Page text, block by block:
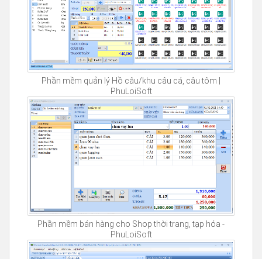
Phần mềm quản lý Hồ câu/khu câu cá, câu tôm |
PhuLoiSoft
Phần mềm bán hàng cho Shop thời trang, tạp hóa -
PhuLoiSoft